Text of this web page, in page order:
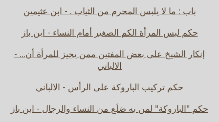
باب : ما لا يلبس المحرم من الثياب . - ابن عثيمين
حكم لبس المرأة الكم الصغير أمام النساء - ابن باز
إنكار الشيخ على بعض المفتين ممن يجيز للمرأة أن... -
الالباني
حكم تركيب الباروكة على الرأس - الالباني
حكم "الباروكة" لمن به صَلَع من النساء والرجال - ابن باز